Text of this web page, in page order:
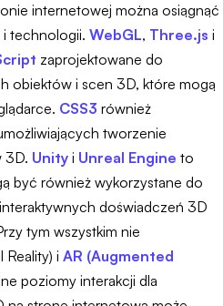
internetowej można osiągnąć
technologii. WebGL, Three.js i
zaprojektowane do
obiektów i scen 3D, które mogą
CSS3 również
tworzenie
3D. Unity i Unreal Engine to
być również wykorzystane do
doświadczeń 3D
tym wszystkim nie
Reality) i AR (Augmented
poziomy interakcji dla